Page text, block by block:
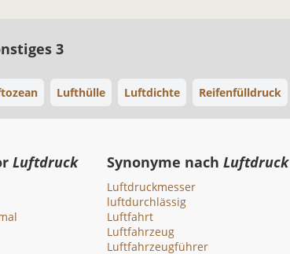
3
Lufthülle Luftdichte Reifenfülldruck
Luftdruck Synonyme nachLuftdruck
Luftdruckmesser
luftdurchlässig
Luftfahrt
Luftfahrzeug
Luftfahrzeugführer